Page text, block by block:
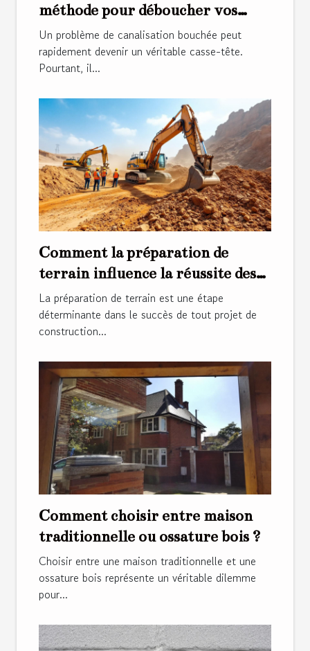
méthode pour déboucher vos
canalisations ?
Un problème de canalisation bouchée peut
rapidement devenir un véritable casse-tête.
Pourtant, il...
Comment la préparation de
terrain influence la réussite des
projets de construction ?
La préparation de terrain est une étape
déterminante dans le succès de tout projet de
construction...
Comment choisir entre maison
traditionnelle ou ossature bois ?
Choisir entre une maison traditionnelle et une
ossature bois représente un véritable dilemme
pour...